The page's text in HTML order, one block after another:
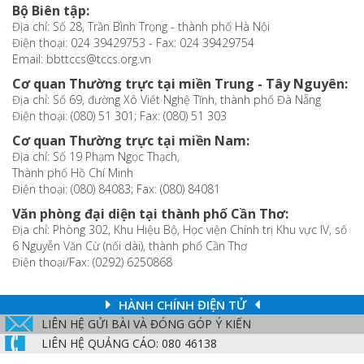
Bộ Biên tập:
Địa chỉ: Số 28, Trần Bình Trọng - thành phố Hà Nội
Điện thoại: 024 39429753 - Fax: 024 39429754
Email: bbttccs@tccs.org.vn
Cơ quan Thường trực tại miền Trung - Tây Nguyên:
Địa chỉ: Số 69, đường Xô Viết Nghệ Tĩnh, thành phố Đà Nẵng
Điện thoại: (080) 51 301; Fax: (080) 51 303
Cơ quan Thường trực tại miền Nam:
Địa chỉ: Số 19 Phạm Ngọc Thạch,
Thành phố Hồ Chí Minh
Điện thoại: (080) 84083; Fax: (080) 84081
Văn phòng đại diện tại thành phố Cần Thơ:
Địa chỉ: Phòng 302, Khu Hiệu Bộ, Học viện Chính trị Khu vực IV, số
6 Nguyễn Văn Cừ (nối dài), thành phố Cần Thơ
Điện thoại/Fax: (0292) 6250868
HÀNH CHÍNH ĐIỆN TỬ
LIÊN HỆ GỬI BÀI VÀ ĐÓNG GÓP Ý KIẾN
LIÊN HỆ QUẢNG CÁO: 080 46138